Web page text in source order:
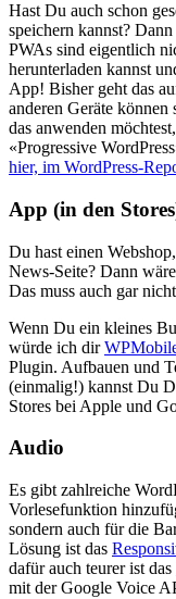
Hast Du auch schon
speichern kannst?
PWAs sind eigentlich
herunterladen kannst
App! Bisher geht das
anderen Geräte
das anwenden
«Progressive
hier, im WordPress-
App (in den
Du hast einen
News-Seite? Dann
Das muss auch gar
Wenn Du ein kleines
würde ich dir
Plugin. Aufbauen und
(einmalig!) kannst Du
Stores bei Apple und
Audio
Es gibt zahlreiche
Vorlesefunktion
sondern auch für die
Lösung ist das
dafür auch teurer ist das
mit der Google Voice